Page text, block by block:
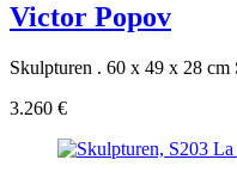
Victor Popov
Skulpturen . 60 x 49 x 28 cm
3.260 €